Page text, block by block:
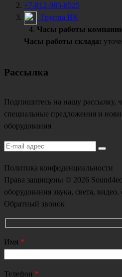
+7-812-985-8525
Группа ВК
Часы работы
Часы работы склада:
Рассылка
Подпишитесь на нашу рассылку,
специальные предложения и
оборудования
Политика конфиденциальности
Права защищены © 2026
оборудования звука, света,
Обратный звонок
Имя *
Телефон *